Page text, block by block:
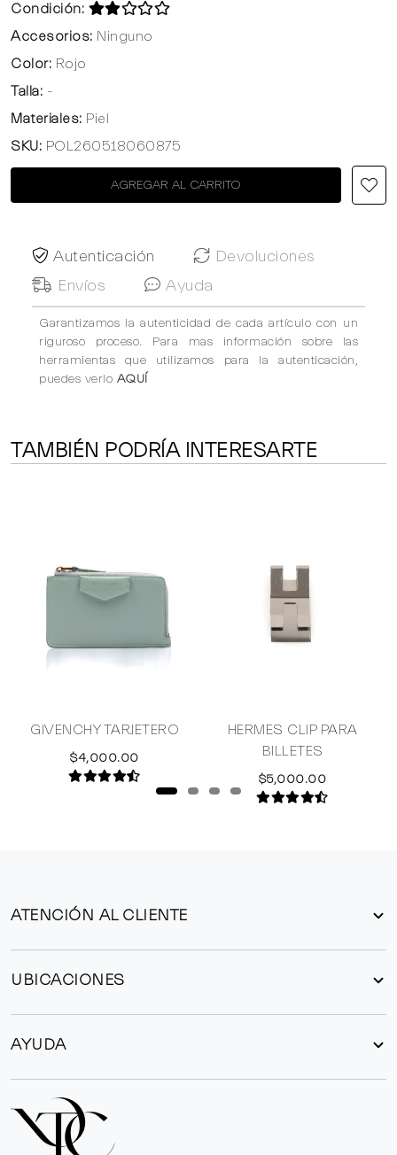
Condición:
Accesorios: Ninguno
Color: Rojo
Talla: -
Materiales: Piel
SKU: POL260518060875
AGREGAR AL CARRITO
Autenticación
Devoluciones
Envíos
Ayuda
Garantizamos la autenticidad de cada artículo con un
riguroso proceso. Para mas información sobre las
herramientas que utilizamos para la autenticación,
puedes verlo AQUÍ
TAMBIÉN PODRÍA INTERESARTE
GIVENCHY TARJETERO
$4,000.00
HERMES CLIP PARA
BILLETES
$5,000.00
ATENCIÓN AL CLIENTE
UBICACIONES
AYUDA